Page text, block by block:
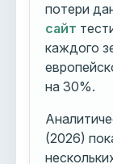
потери
сайт
каждого
на 30%.
(2026)